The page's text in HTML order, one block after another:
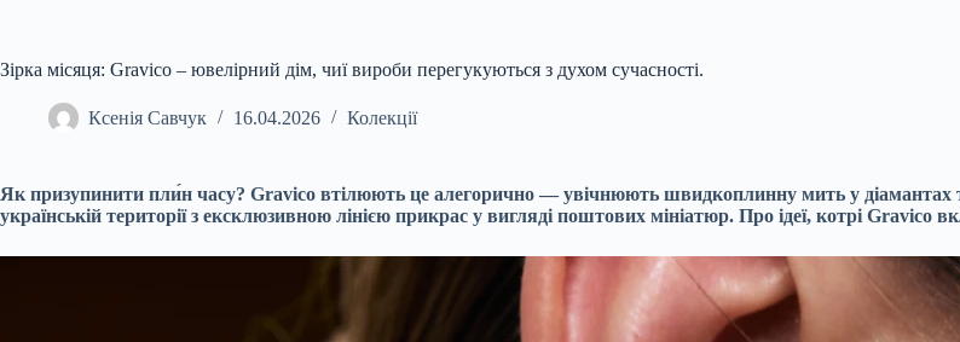
Зірка місяця: Gravico – ювелірний дім, чиї вироби перегукуються з духом сучасності.
Ксенія Савчук 16.04.2026 Колекції
Як призупинити пли́н часу? Gravico втілюють це алегорично — увічнюють швидкоплинну мить у діамантах
українській території з ексклюзивною лінією прикрас у вигляді поштових мініатюр. Про ідеї, котрі Gravico